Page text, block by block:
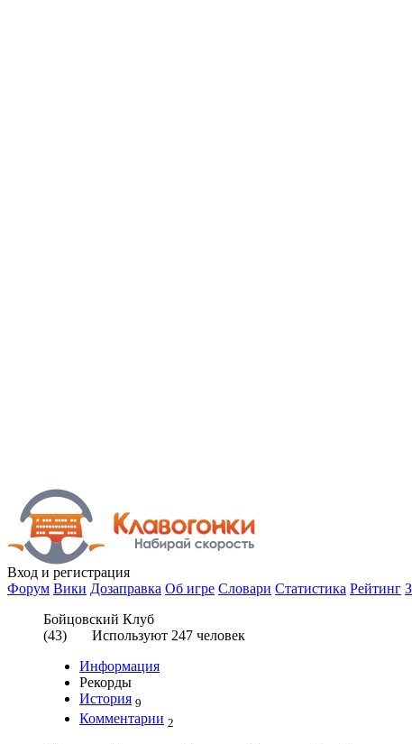
Вход и регистрация
Форум Вики Дозаправка Об игре Словари Статистика Рейтинг
Бойцовский Клуб
(43) Используют 247 человек
Информация
Рекорды
История 9
Комментарии 2